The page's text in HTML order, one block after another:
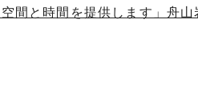
間と時間を提供します」舟山